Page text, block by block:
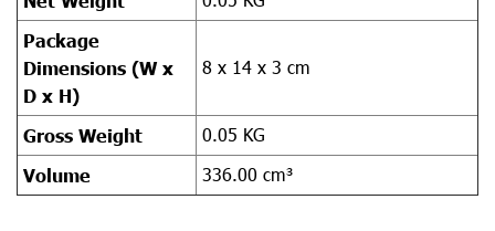
Package
Dimensions (W x
D x H)
8 x 14 x 3 cm
Gross Weight 0.05 KG
Volume 336.00 cm³